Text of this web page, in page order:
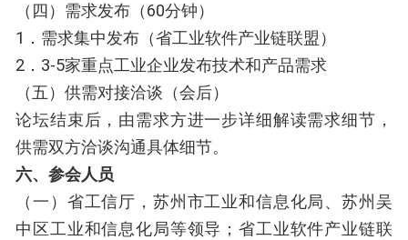
（四）需求发布（60分钟）
1．需求集中发布（省工业软件产业链联盟）
2．3-5家重点工业企业发布技术和产品需求
（五）供需对接洽谈（会后）
论坛结束后，由需求方进一步详细解读需求细节，
供需双方洽谈沟通具体细节。
六、参会人员
（一）省工信厅，苏州市工业和信息化局、苏州吴
中区工业和信息化局等领导；省工业软件产业链联